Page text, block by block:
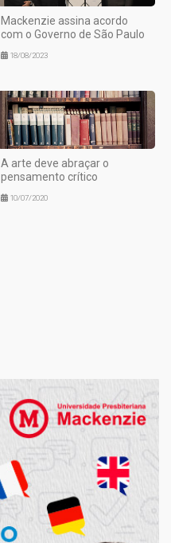
Mackenzie assina acordo
com o Governo de São Paulo
18/08/2023
A arte deve abraçar o
pensamento crítico
10/07/2020